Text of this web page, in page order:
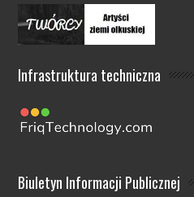
Infrastruktura techniczna
Biuletyn Informacji Publicznej